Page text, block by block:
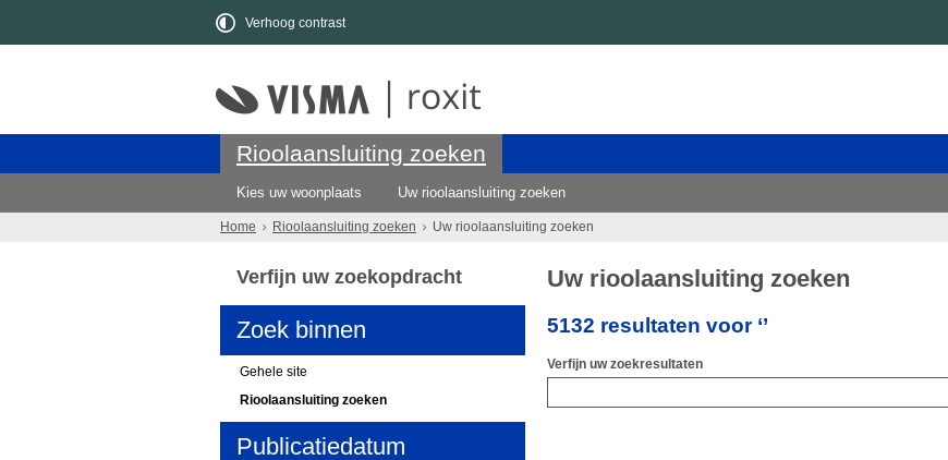
Verhoog contrast
Rioolaansluiting zoeken
Kies uw woonplaats Uw rioolaansluiting zoeken
Home Rioolaansluiting zoeken Uw rioolaansluiting zoeken
Uw rioolaansluiting zoeken
5132 resultaten voor ‘’
Verfijn uw zoekresultaten
Verfijn uw zoekopdracht
Zoek binnen
Gehele site
Rioolaansluiting zoeken
Publicatiedatum